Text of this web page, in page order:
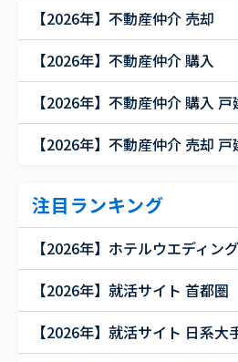
【2026年】不動産仲介 売却
【2026年】不動産仲介 購入
【2026年】不動産仲介 購入 戸
【2026年】不動産仲介 売却 戸
注目ランキング
【2026年】ホテルウエディン
【2026年】就活サイト 首都圏
【2026年】就活サイト 日系